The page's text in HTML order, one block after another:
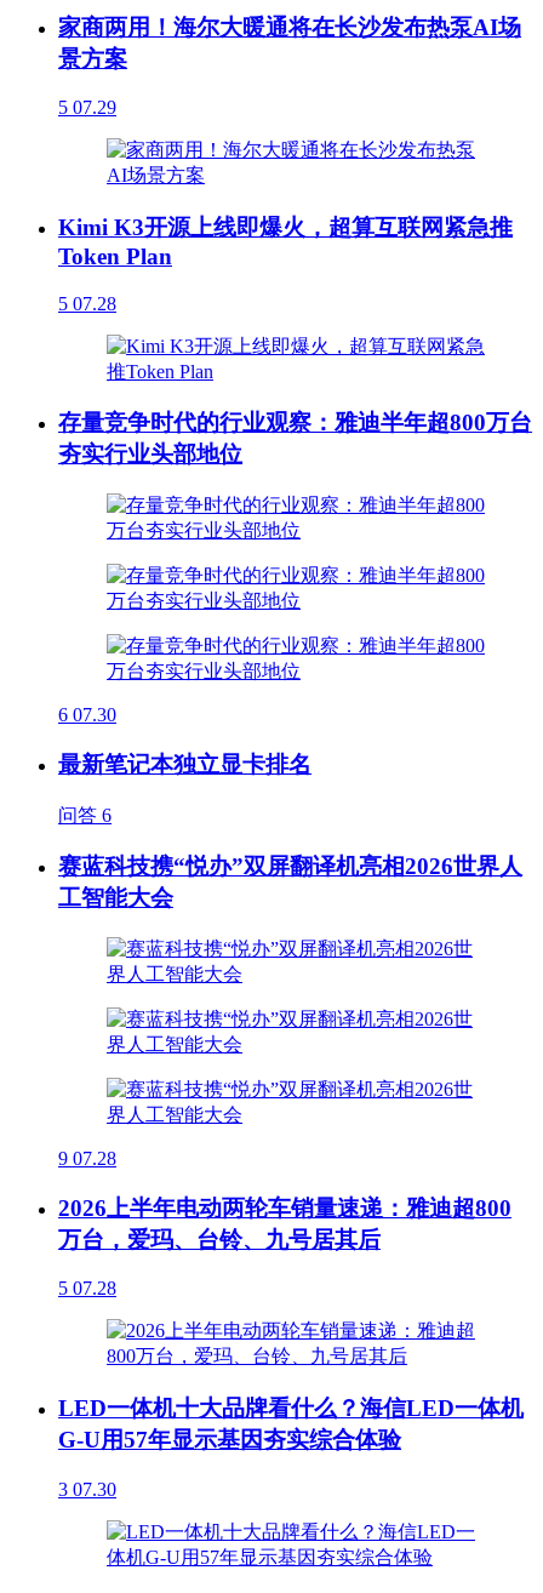
家商两用！海尔大暖通将在长沙发布热泵AI场
景方案
5 07.29
Kimi K3开源上线即爆火，超算互联网紧急推
Token Plan
5 07.28
存量竞争时代的行业观察：雅迪半年超800万台
夯实行业头部地位
6 07.30
最新笔记本独立显卡排名
问答 6
赛蓝科技携“悦办”双屏翻译机亮相2026世界人
工智能大会
9 07.28
2026上半年电动两轮车销量速递：雅迪超800
万台，爱玛、台铃、九号居其后
5 07.28
LED一体机十大品牌看什么？海信LED一体机
G-U用57年显示基因夯实综合体验
3 07.30